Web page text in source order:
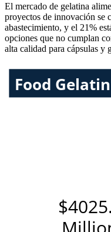
El mercado de gelatina
proyectos de innovación se
abastecimiento, y el 21%
opciones que no cumplan
alta calidad para cápsulas y